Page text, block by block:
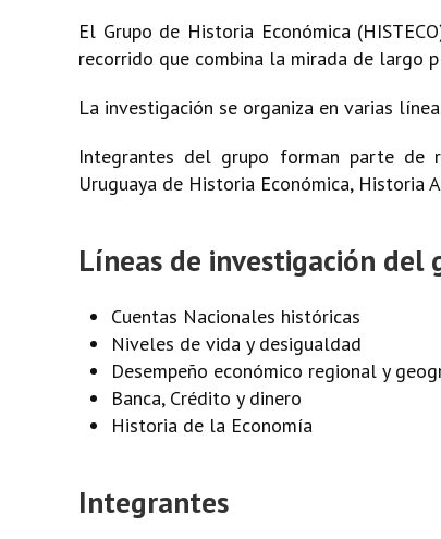
El Grupo de Historia Económica
recorrido que combina la mirada de largo
La investigación se organiza en varias
Integrantes del grupo forman parte de
Uruguaya de Historia Económica, Historia
Líneas de investigación del
Cuentas Nacionales históricas
Niveles de vida y desigualdad
Desempeño económico regional y
Banca, Crédito y dinero
Historia de la Economía
Integrantes